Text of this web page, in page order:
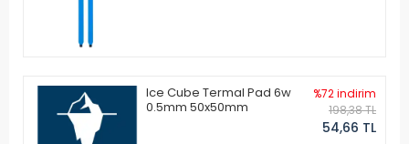
Ice Cube Termal Pad 6w
0.5mm 50x50mm
%72 indirim
198,38 TL
54,66 TL